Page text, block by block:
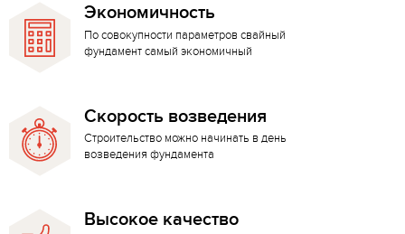
Экономичность
По совокупности параметров свайный
фундамент самый экономичный
Скорость возведения
Строительство можно начинать в день
возведения фундамента
Высокое качество